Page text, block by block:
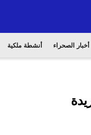
أخبار الصحراء أنشطة ملكية